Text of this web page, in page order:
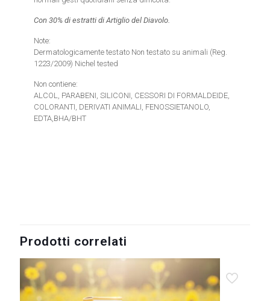
Con 30% di estratti di Artiglio del Diavolo.
Note:
Dermatologicamente testato Non testato su animali (Reg.
1223/2009) Nichel tested
Non contiene:
ALCOL, PARABENI, SILICONI, CESSORI DI FORMALDEIDE,
COLORANTI, DERIVATI ANIMALI, FENOSSIETANOLO,
EDTA,BHA/BHT
Prodotti correlati